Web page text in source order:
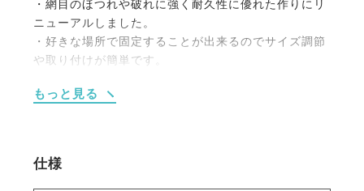
・網目のほつれや破れに強く耐久性に優れた作りにリ
ニューアルしました。
・好きな場所で固定することが出来るのでサイズ調節
や取り付けが簡単です。
重視の方にも安心してお使いいただけます。
もっと見る
仕様